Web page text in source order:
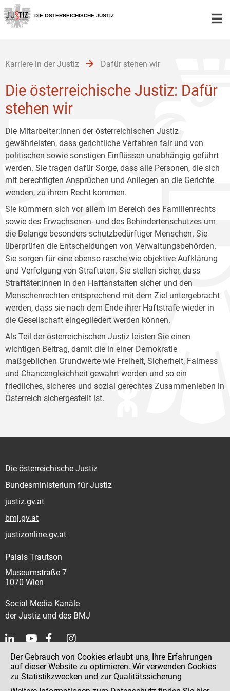
Zur
Hauptnavigation
[1]
Zum
Inhalt
[2]
Zum
Untermenü
[3]
DIE ÖSTERREICHISCHE JUSTIZ
Karriere in der Justiz Dafür stehen wir
Die österreichische Justiz: Dafür
stehen wir
Die Mitarbeiter:innen der österreichischen Justiz
gewährleisten, dass gerichtliche Verfahren fair und von
politischen sowie sonstigen Einflüssen unabhängig geführt
werden. Sie tragen dafür Sorge, dass alle Personen, die sich
mit berechtigten Ansprüchen und Anliegen an die Gerichte
wenden, zu ihrem Recht kommen.
Sie kümmern sich vor allem im Bereich des Familienrechts
sowie des Erwachsenen- und des Behindertenschutzes um
die Belange besonders schutzbedürftiger Menschen. Sie
überprüfen die Entscheidungen von Verwaltungsbehörden.
Sie sorgen für eine ebenso rasche wie objektive Aufklärung
und Verfolgung von Straftaten. Sie stellen sicher, dass
Straftäter:innen in den Haftanstalten sicher und den
Menschenrechten entsprechend mit dem Ziel untergebracht
werden, dass sie nach dem Ende ihrer Haftstrafe wieder in
die Gesellschaft eingegliedert werden können.
Als Teil der österreichischen Justiz leisten Sie einen
wichtigen Beitrag, damit die in einer Demokratie
maßgeblichen Grundwerte wie Freiheit, Sicherheit, Fairness
und Chancengleichheit gewahrt werden und so ein
friedliches, sicheres und sozial gerechtes Zusammenleben in
Österreich sichergestellt ist.
Die österreichische Justiz
Bundesministerium für Justiz
justiz.gv.at
bmj.gv.at
justizonline.gv.at
Palais Trautson
Museumstraße 7
1070 Wien
Social Media Kanäle
der Justiz und des BMJ
Kontakt
Impressum
Der Gebrauch von Cookies erlaubt uns, Ihre Erfahrungen
auf dieser Website zu optimieren. Wir verwenden Cookies
zu Statistikzwecken und zur Qualitätssicherung